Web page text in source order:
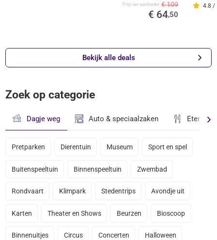
Prijs van aanbieder € 109
€ 64,50
4.8 /
Bekijk alle deals
Zoek op categorie
Dagje weg Auto & speciaalzaken Eten &
Pretparken Dierentuin Museum Sport en spel
Buitenspeeltuin Binnenspeeltuin Zwembad
Rondvaart Klimpark Stedentrips Avondje uit
Karten Theater en Shows Beurzen Bioscoop
Binnenuitjes Circus Concerten Halloween